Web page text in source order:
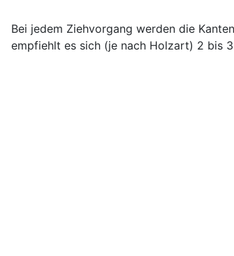
Bei jedem Ziehvorgang werden die
empfiehlt es sich (je nach Holzart) 2 bis